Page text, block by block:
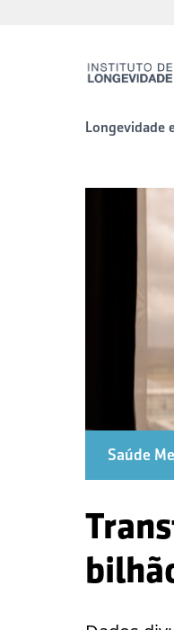
Longevidade
Saúde